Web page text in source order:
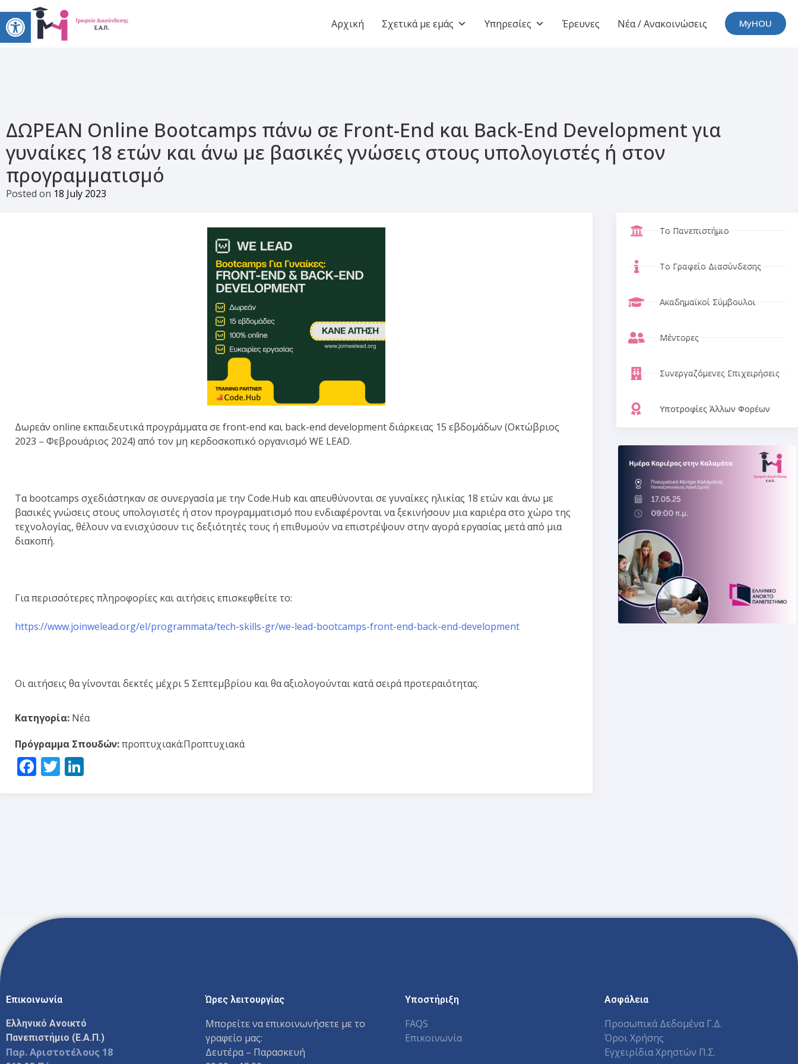
Open toolbar Αρχική Σχετικά με εμάς Υπηρεσίες Έρευνες Νέα / Ανακοινώσεις MyHOU
ΔΩΡΕΑΝ Online Bootcamps πάνω σε Front-End και Back-End Development για
γυναίκες 18 ετών και άνω με βασικές γνώσεις στους υπολογιστές ή στον
προγραμματισμό
Posted on 18 July 2023
Δωρεάν online εκπαιδευτικά προγράμματα σε front-end και back-end development διάρκειας 15 εβδομάδων (Οκτώβριος
2023 – Φεβρουάριος 2024) από τον μη κερδοσκοπικό οργανισμό WE LEAD.
Τα bootcamps σχεδιάστηκαν σε συνεργασία με την Code.Hub και απευθύνονται σε γυναίκες ηλικίας 18 ετών και άνω με
βασικές γνώσεις στους υπολογιστές ή στον προγραμματισμό που ενδιαφέρονται να ξεκινήσουν μια καριέρα στο χώρο της
τεχνολογίας, θέλουν να ενισχύσουν τις δεξιότητές τους ή επιθυμούν να επιστρέψουν στην αγορά εργασίας μετά από μια
διακοπή.
Για περισσότερες πληροφορίες και αιτήσεις επισκεφθείτε το:
https://www.joinwelead.org/el/programmata/tech-skills-gr/we-lead-bootcamps-front-end-back-end-development
Οι αιτήσεις θα γίνονται δεκτές μέχρι 5 Σεπτεμβρίου και θα αξιολογούνται κατά σειρά προτεραιότητας.
Κατηγορία: Νέα
Πρόγραμμα Σπουδών:προπτυχιακά:Προπτυχιακά
Facebook
Twitter
Το Πανεπιστήμιο
Το Γραφείο Διασύνδεσης
Ακαδημαϊκοί Σύμβουλοι
Μέντορες
Συνεργαζόμενες Επιχειρήσεις
Υποτροφίες Άλλων Φορέων
Επικοινωνία
Ελληνικό Ανοικτό
Πανεπιστήμιο (Ε.Α.Π.)
Παρ. Αριστοτέλους 18
Ώρες λειτουργίας
Μπορείτε να επικοινωνήσετε με το
γραφείο μας:
Δευτέρα – Παρασκευή
Υποστήριξη
FAQS
Επικοινωνία
Ασφάλεια
Προσωπικά Δεδομένα Γ.Δ.
Όροι Χρήσης
Εγχειρίδια Χρηστών Π.Σ.